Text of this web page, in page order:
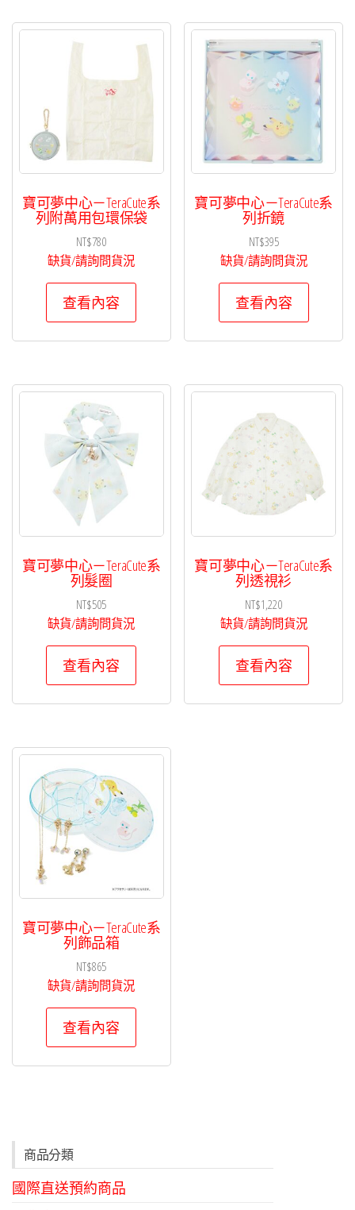
寶可夢中心－TeraCute系
列附萬用包環保袋
NT$780
缺貨/請詢問貨況
查看內容
寶可夢中心－TeraCute系
列折鏡
NT$395
缺貨/請詢問貨況
查看內容
寶可夢中心－TeraCute系
列髮圈
NT$505
缺貨/請詢問貨況
查看內容
寶可夢中心－TeraCute系
列透視衫
NT$1,220
缺貨/請詢問貨況
查看內容
寶可夢中心－TeraCute系
列飾品箱
NT$865
缺貨/請詢問貨況
查看內容
商品分類
國際直送預約商品